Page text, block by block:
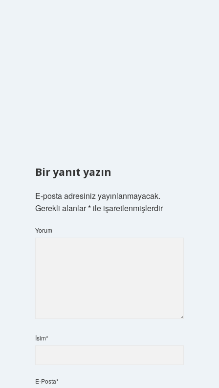
Bir yanıt yazın
E-posta adresiniz yayınlanmayacak.
Gerekli alanlar*ile işaretlenmişlerdir
Yorum
İsim*
E-Posta*